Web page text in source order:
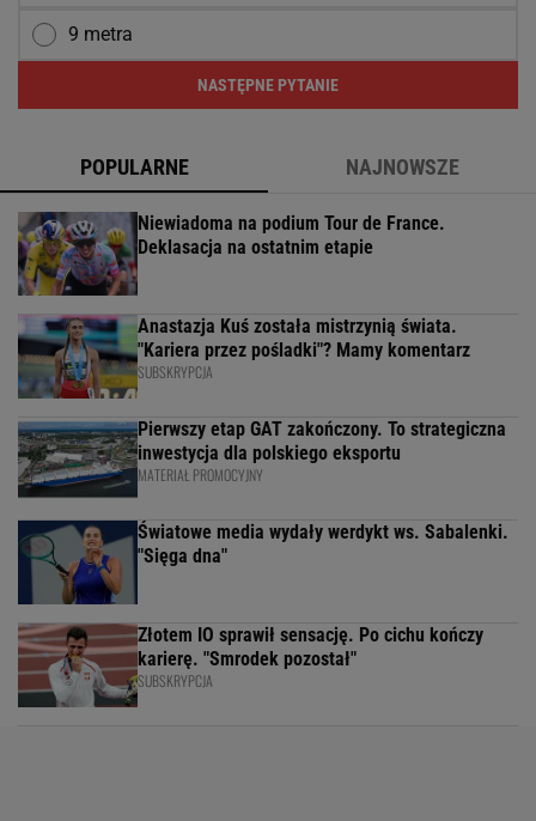
9 metra
NASTĘPNE PYTANIE
POPULARNE NAJNOWSZE
Niewiadoma na podium Tour de France.
Deklasacja na ostatnim etapie
Anastazja Kuś została mistrzynią świata.
"Kariera przez pośladki"? Mamy komentarz
SUBSKRYPCJA
Pierwszy etap GAT zakończony. To strategiczna
inwestycja dla polskiego eksportu
MATERIAŁ PROMOCYJNY
Światowe media wydały werdykt ws. Sabalenki.
"Sięga dna"
Złotem IO sprawił sensację. Po cichu kończy
karierę. "Smrodek pozostał"
SUBSKRYPCJA